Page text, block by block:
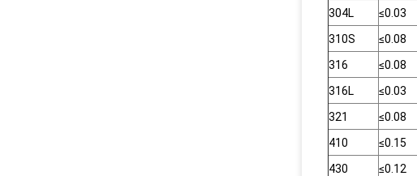
304L
≤0.03
310S
≤0.08
316
≤0.08
316L ≤0.03
321 ≤0.08
410
≤0.15
430
≤0.12